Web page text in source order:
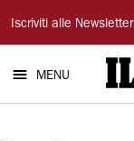
Il
Tirreno
Iscriviti alle Newsletter
MENU